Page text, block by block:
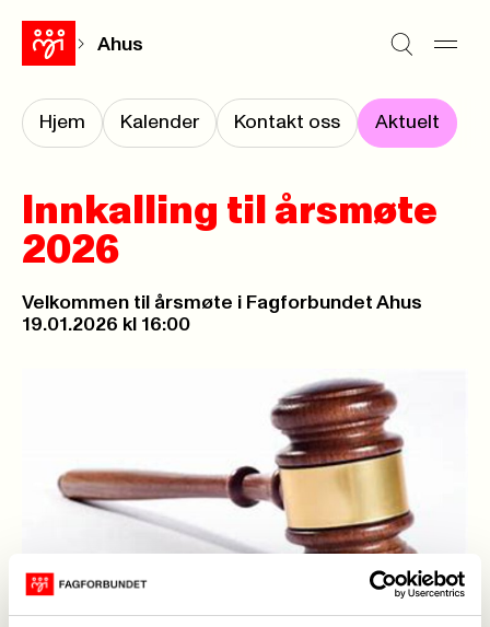
Ahus
Hjem Kalender Kontakt oss Aktuelt
Innkalling til årsmøte
2026
Velkommen til årsmøte i Fagforbundet Ahus
19.01.2026 kl 16:00